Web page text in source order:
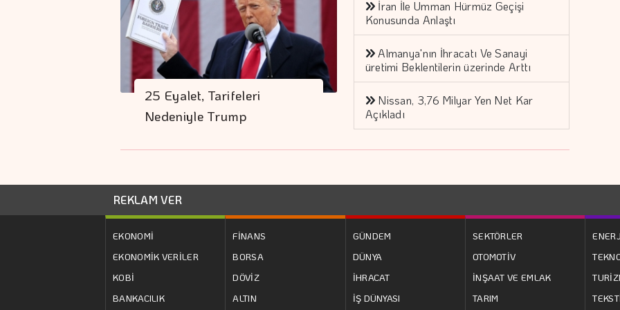
25 Eyalet, Tarifeleri
Nedeniyle Trump
İran İle Umman Hürmüz Geçişi
Konusunda Anlaştı
Almanya'nın İhracatı Ve Sanayi
üretimi Beklentilerin üzerinde Arttı
Nissan, 3,76 Milyar Yen Net Kar
Açıkladı
REKLAM VER
EKONOMİ
EKONOMİK VERİLER
KOBİ
BANKACILIK
FİNANS
BORSA
DÖVİZ
ALTIN
GÜNDEM
DÜNYA
İHRACAT
İŞ DÜNYASI
SEKTÖRLER
OTOMOTİV
İNŞAAT VE EMLAK
TARIM